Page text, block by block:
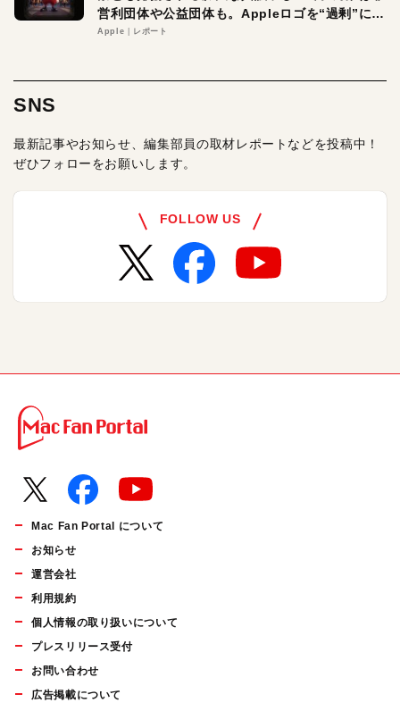
営利団体や公益団体も。Appleロゴを“過剰”に守
る理由とは
Apple レポート
SNS
最新記事やお知らせ、編集部員の取材レポートなどを投稿中！
ぜひフォローをお願いします。
FOLLOW US
Mac Fan Portal について
お知らせ
運営会社
利用規約
個人情報の取り扱いについて
プレスリリース受付
お問い合わせ
広告掲載について